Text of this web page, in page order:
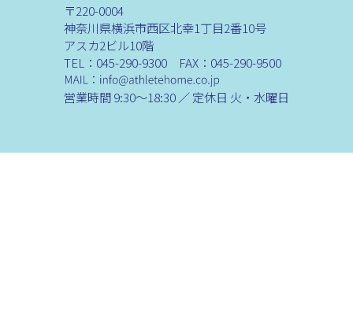
〒220-0004
神奈川県横浜市西区北幸1丁目2番10号
アスカ2ビル10階
TEL：045-290-9300 FAX：045-290-9500
営業時間 9:30～18:30 ／ 定休日 火・水曜日